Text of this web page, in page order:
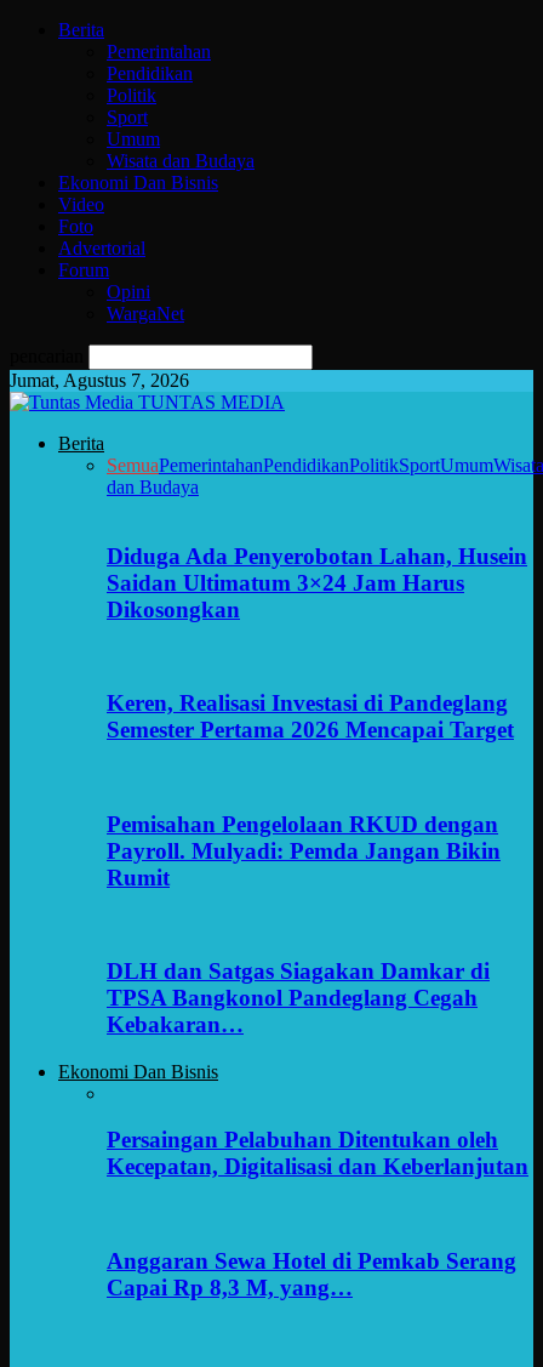
Berita
Pemerintahan
Pendidikan
Politik
Sport
Umum
Wisata dan Budaya
Ekonomi Dan Bisnis
Video
Foto
Advertorial
Forum
Opini
WargaNet
Jumat, Agustus 7, 2026
TUNTAS MEDIA
Berita
SemuaPemerintahanPendidikanPolitikSportUmumWisata
dan Budaya
Diduga Ada Penyerobotan Lahan, Husein
Saidan Ultimatum 3×24 Jam Harus
Dikosongkan
Keren, Realisasi Investasi di Pandeglang
Semester Pertama 2026 Mencapai Target
Pemisahan Pengelolaan RKUD dengan
Payroll. Mulyadi: Pemda Jangan Bikin
Rumit
DLH dan Satgas Siagakan Damkar di
TPSA Bangkonol Pandeglang Cegah
Kebakaran…
Ekonomi Dan Bisnis
Persaingan Pelabuhan Ditentukan oleh
Kecepatan, Digitalisasi dan Keberlanjutan
Anggaran Sewa Hotel di Pemkab Serang
Capai Rp 8,3 M, yang…